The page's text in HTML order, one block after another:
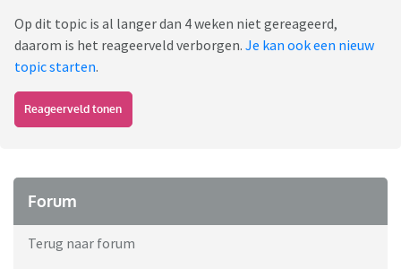
Op dit topic is al langer dan 4 weken niet gereageerd,
daarom is het reageerveld verborgen. Je kan ook een nieuw
topic starten.
Reageerveld tonen
Forum
Terug naar forum